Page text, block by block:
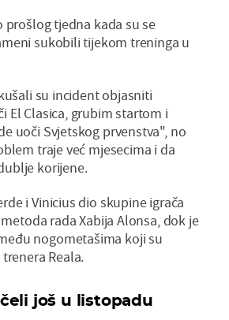
prošlog tjedna kada su se
sukobili tijekom treninga u
su incident objasniti
El Clasica, grubim startom i
uoči Svjetskog prvenstva", no
traje već mjesecima i da
korijene.
i Vinicius dio skupine igrača
rada Xabija Alonsa, dok je
nogometašima koji su
Reala.
još u listopadu